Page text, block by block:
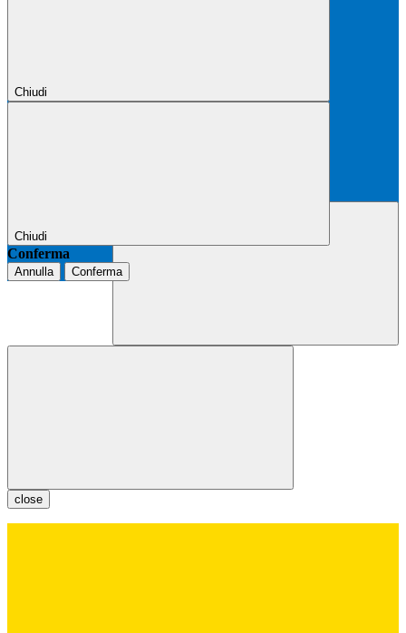
Chiudi
Chiudi
Conferma
Annulla Conferma
close